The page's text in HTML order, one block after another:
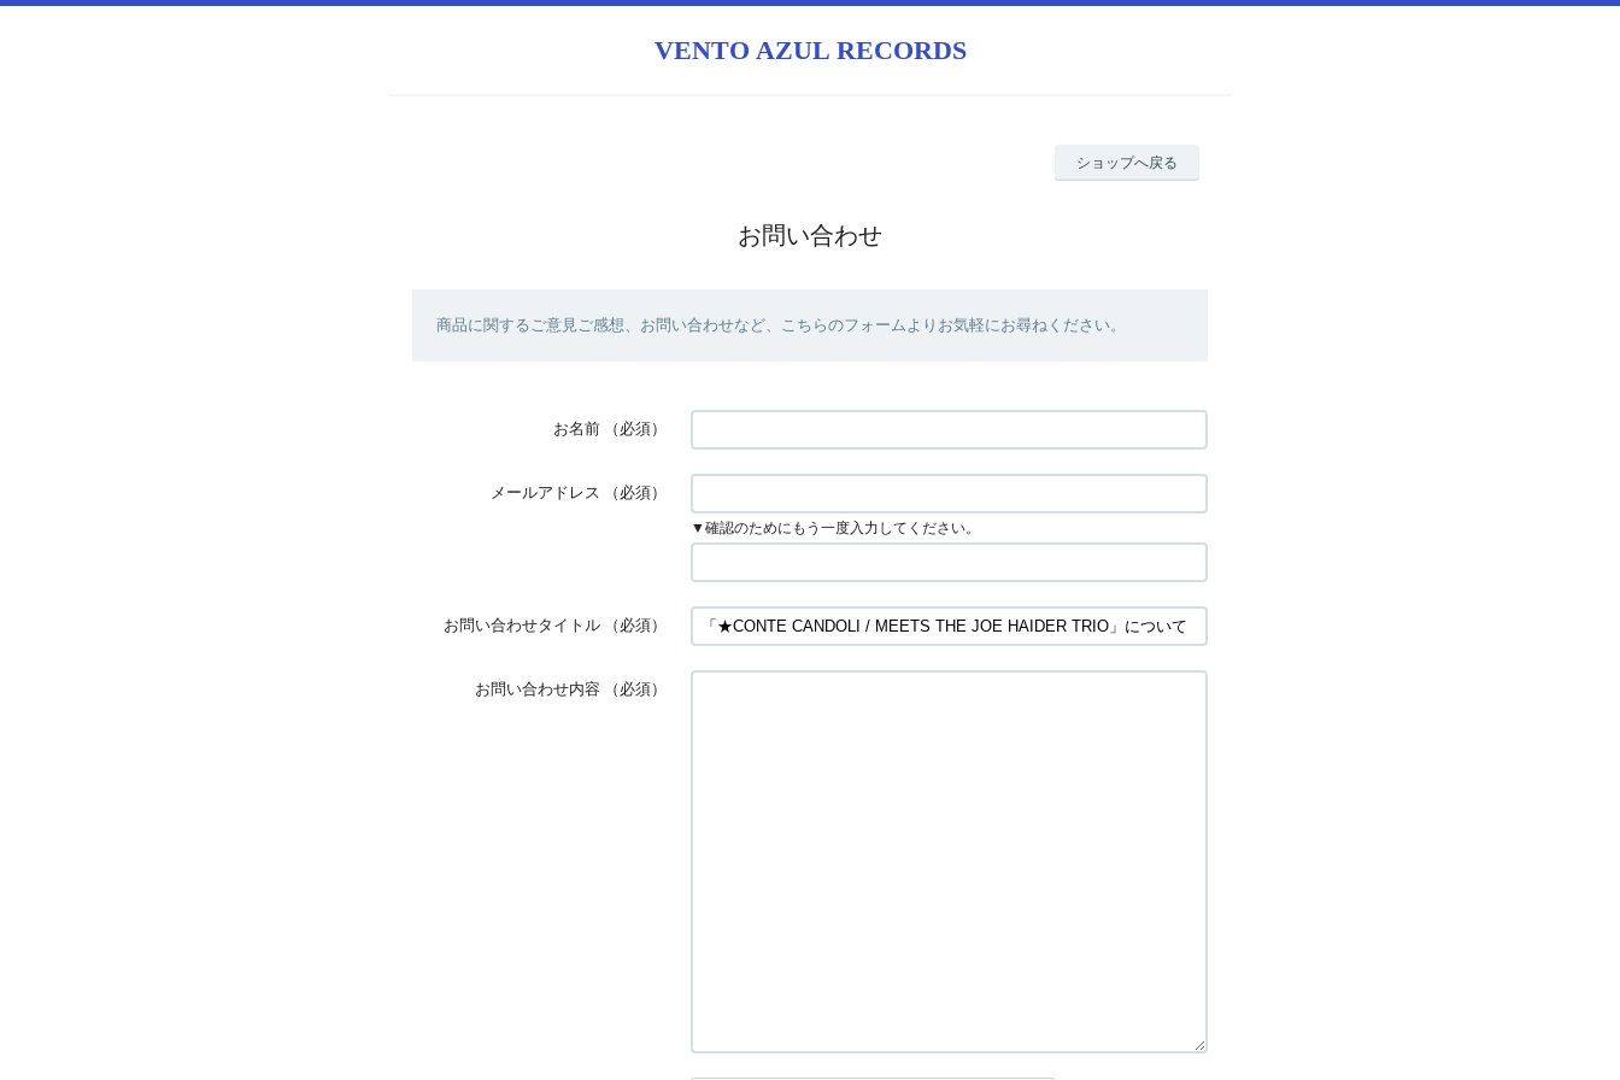
VENTO AZUL RECORDS
ショップへ戻る
お問い合わせ
商品に関するご意見ご感想、お問い合わせなど、こちらのフォームよりお気軽にお尋ねください。
お名前 （必須）
メールアドレス （必須）
▼確認のためにもう一度入力してください。
お問い合わせタイトル （必須）
お問い合わせ内容 （必須）